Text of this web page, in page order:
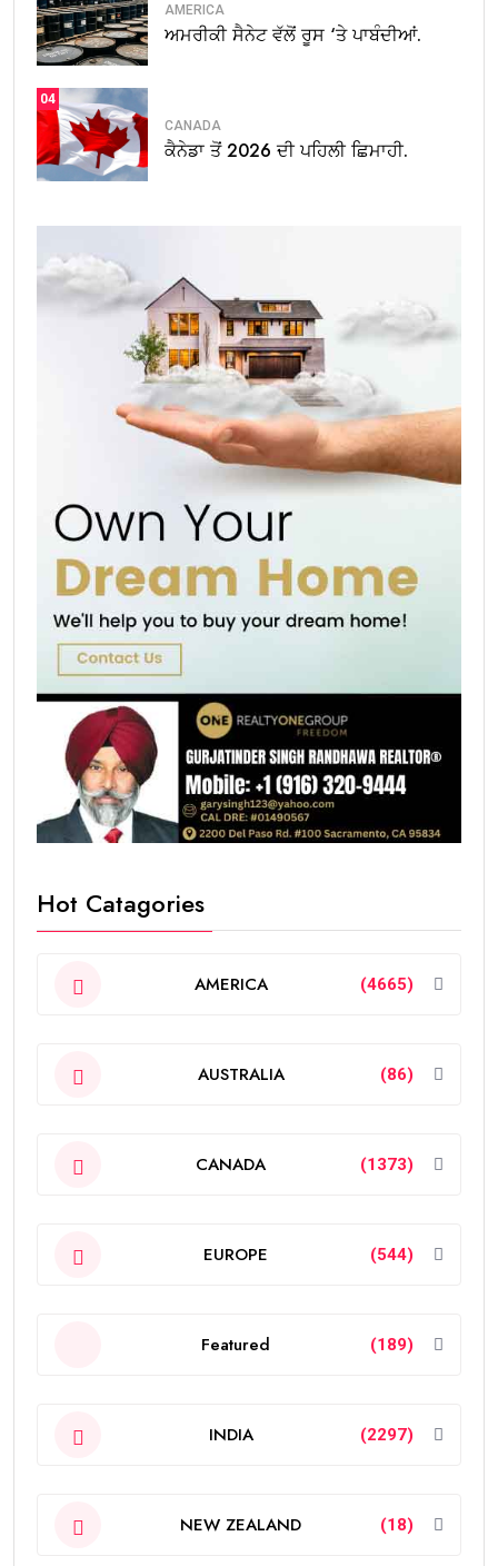
AMERICA
ਅਮਰੀਕੀ ਸੈਨੇਟ ਵੱਲੋਂ ਰੂਸ ‘ਤੇ ਪਾਬੰਦੀਆਂ.
04
CANADA
ਕੈਨੇਡਾ ਤੋਂ 2026 ਦੀ ਪਹਿਲੀ ਛਿਮਾਹੀ.
Hot Catagories
AMERICA (4665)
AUSTRALIA (86)
CANADA (1373)
EUROPE (544)
Featured (189)
INDIA (2297)
NEW ZEALAND (18)